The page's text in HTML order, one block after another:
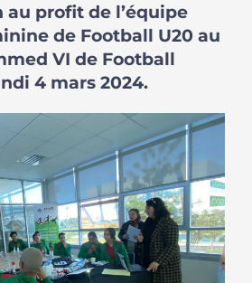
profit de l’équipe
de Football U20 au
VI de Football
4 mars 2024.